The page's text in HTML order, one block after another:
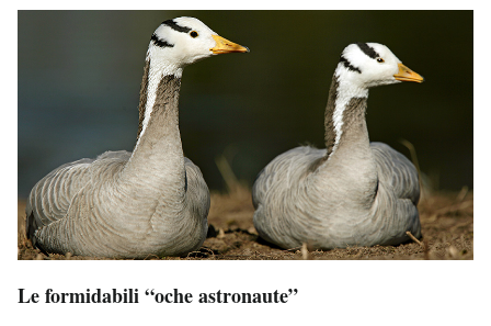
Le formidabili “oche astronaute”